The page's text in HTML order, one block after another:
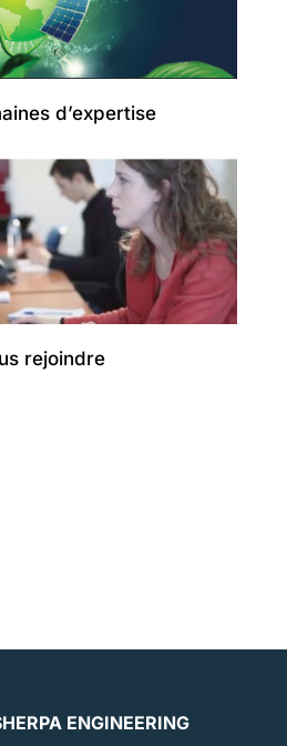
d’expertise
rejoindre
ENGINEERING